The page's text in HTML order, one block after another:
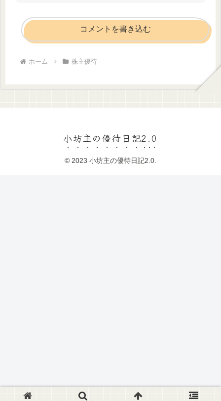
コメントを書き込む
ホーム 株主優待
小坊主の優待日記2.0
© 2023 小坊主の優待日記2.0.